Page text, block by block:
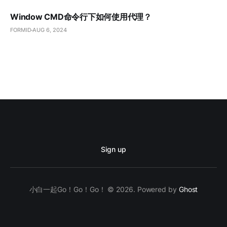
Window CMD命令行下如何使用代理？
FORMIDAUG 6, 2024
Sign up
小白一起Go！Go！Go！ © 2026. Powered by Ghost